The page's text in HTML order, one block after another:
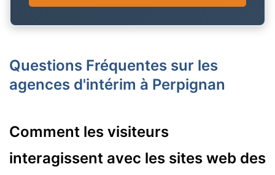
Questions Fréquentes sur les
agences d'intérim à Perpignan
Comment les visiteurs
interagissent avec les sites web des